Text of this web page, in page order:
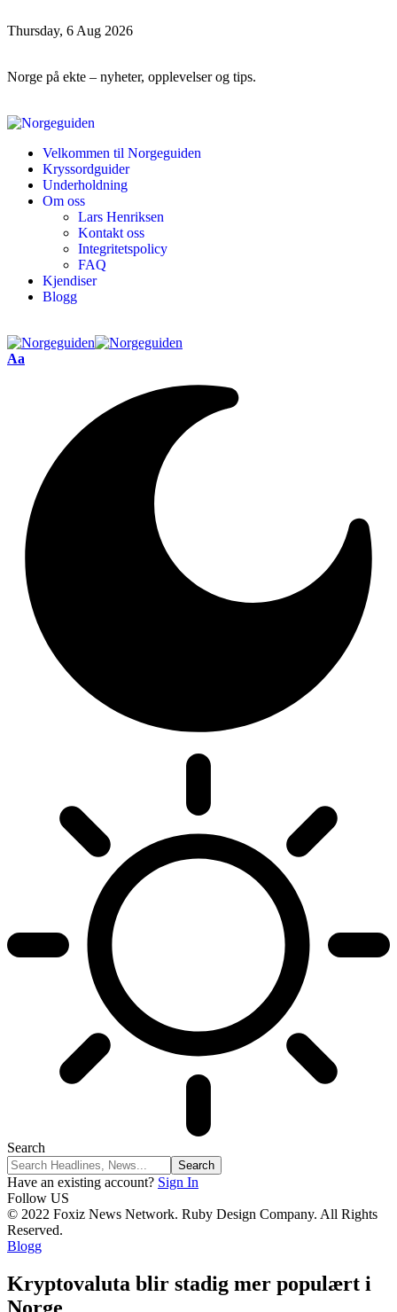
Thursday, 6 Aug 2026
Norge på ekte – nyheter, opplevelser og tips.
Velkommen til Norgeguiden
Kryssordguider
Underholdning
Om oss
Lars Henriksen
Kontakt oss
Integritetspolicy
FAQ
Kjendiser
Blogg
Aa
Search
Have an existing account? Sign In
Follow US
© 2022 Foxiz News Network. Ruby Design Company. All Rights
Reserved.
Blogg
Kryptovaluta blir stadig mer populært i